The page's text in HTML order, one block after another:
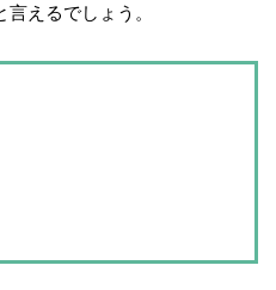
えるでしょう。